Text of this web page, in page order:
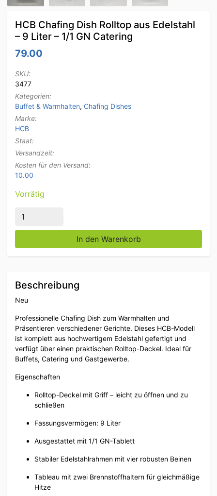
HCB Chafing Dish Rolltop aus Edelstahl
– 9 Liter – 1/1 GN Catering
79.00
SKU:
3477
Kategorien:
Buffet & Warmhalten, Chafing Dishes
Marke:
HCB
Staat:
Versandzeit:
Kosten für den Versand:
10.00
Vorrätig
HCB Chafing Dish Rolltop aus Edelstahl - 9 Liter - 1/1
In den Warenkorb
Beschreibung
Neu
Professionelle Chafing Dish zum Warmhalten und
Präsentieren verschiedener Gerichte. Dieses HCB-Modell
ist komplett aus hochwertigem Edelstahl gefertigt und
verfügt über einen praktischen Rolltop-Deckel. Ideal für
Buffets, Catering und Gastgewerbe.
Eigenschaften
Rolltop-Deckel mit Griff – leicht zu öffnen und zu
schließen
Fassungsvermögen: 9 Liter
Ausgestattet mit 1/1 GN-Tablett
Stabiler Edelstahlrahmen mit vier robusten Beinen
Tableau mit zwei Brennstoffhaltern für gleichmäßige
Hitze